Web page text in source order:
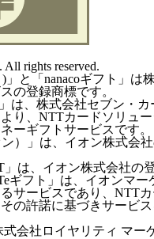
rights reserved.
」と「nanacoギフト」は
の登録商標です。
は、株式会社セブン・カ
り、NTTカードソリュ
ーギフトサービスです。
）」は、イオン株式会
は、イオン株式会社の
ギフト」は、イオンマー
サービスであり、NTT
の許諾に基づきサービ
会社ロイヤリティ マー